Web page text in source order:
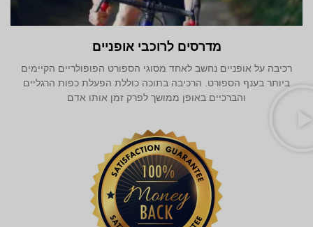
מדרסים לרוכבי אופניים
רכיבה על אופניים נחשב לאחד מסוגי הספורט הפופולריים הקיימים
ביותר בענף הספורט. הרכיבה בתוכה כוללת הפעלת כפות הרגליים
והברכיים באופן ממושך לפרק זמן אותו אדם